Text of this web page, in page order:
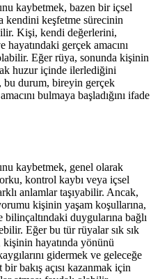
kaybetmek, bazen bir içsel
kendini keşfetme sürecinin
Kişi, kendi değerlerini,
hayatındaki gerçek amacını
Eğer rüya, sonunda kişinin
huzur içinde ilerlediğini
bu durum, bireyin gerçek
bulmaya başladığını ifade
kaybetmek, genel olarak
kontrol kaybı veya içsel
anlamlar taşıyabilir. Ancak,
kişinin yaşam koşullarına,
bilinçaltındaki duygularına bağlı
Eğer bu tür rüyalar sık sık
hayatında yönünü
gidermek ve geleceğe
bakış açısı kazanmak için